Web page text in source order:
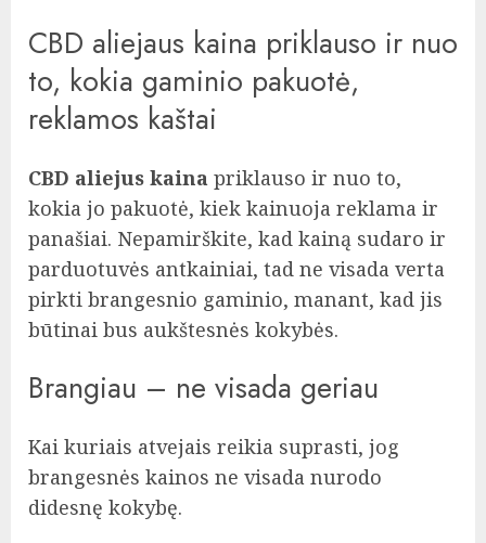
CBD aliejaus kaina priklauso ir nuo
to, kokia gaminio pakuotė,
reklamos kaštai
CBD aliejus kaina priklauso ir nuo to,
kokia jo pakuotė, kiek kainuoja reklama ir
panašiai. Nepamirškite, kad kainą sudaro ir
parduotuvės antkainiai, tad ne visada verta
pirkti brangesnio gaminio, manant, kad jis
būtinai bus aukštesnės kokybės.
Brangiau – ne visada geriau
Kai kuriais atvejais reikia suprasti, jog
brangesnės kainos ne visada nurodo
didesnę kokybę.